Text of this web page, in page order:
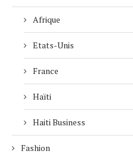
Afrique
Etats-Unis
France
Haïti
Haiti Business
Fashion